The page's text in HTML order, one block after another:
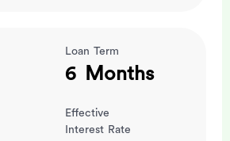
Loan Term
6 Months
Effective
Interest Rate